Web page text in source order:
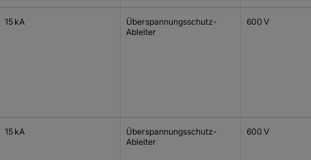
15 kA
Überspannungsschutz-
Ableiter
600 V
15 kA
Überspannungsschutz-
Ableiter
600 V